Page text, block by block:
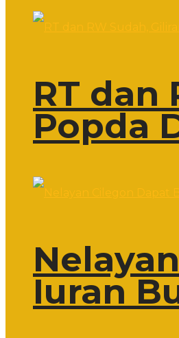
RT dan
Popda
Iuran